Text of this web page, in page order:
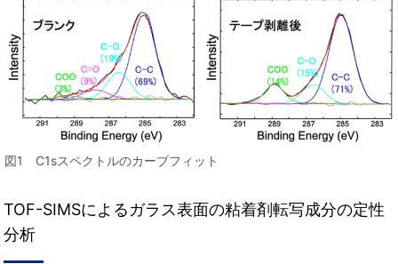
図1 C1sスペクトルのカーブフィット
TOF-SIMSによるガラス表面の粘着剤転写成分の定性
分析